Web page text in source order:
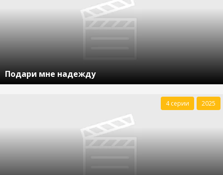
Подари мне надежду
4 серии 2025